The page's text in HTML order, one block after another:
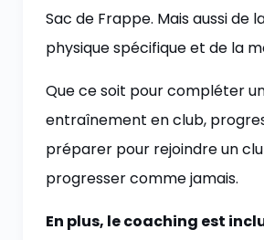
Sac de Frappe. Mais aussi de
physique spécifique et de la
Que ce soit pour compléter
entraînement en club,
préparer pour rejoindre un
progresser comme jamais.
En plus, le coaching est